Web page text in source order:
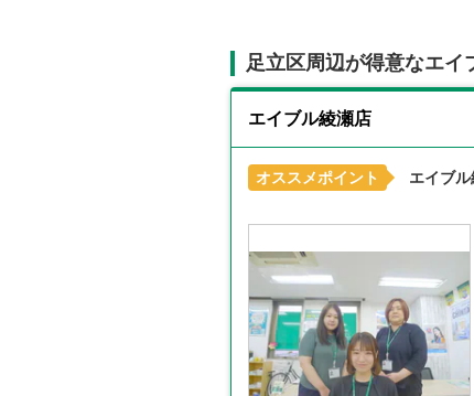
足立区周辺が得意なエイ
エイブル綾瀬店
オススメポイント エイブ